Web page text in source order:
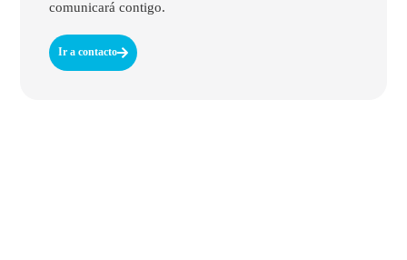
comunicará contigo.
Ir a contacto